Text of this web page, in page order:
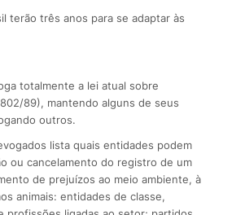
terão três anos para se adaptar às
totalmente a lei atual sobre
89), mantendo alguns de seus
outros.
lista quais entidades podem
ou cancelamento do registro de um
de prejuízos ao meio ambiente, à
animais: entidades de classe,